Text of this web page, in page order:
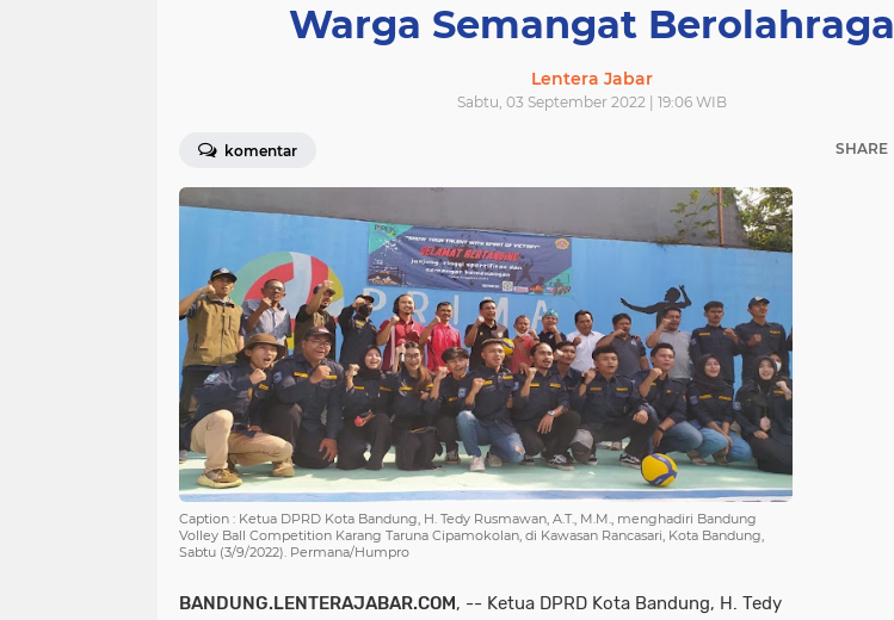
Warga Semangat Berolahraga
Lentera Jabar
Sabtu, 03 September 2022 | 19:06 WIB
komentar SHARE
Caption : Ketua DPRD Kota Bandung, H. Tedy Rusmawan, A.T., M.M., menghadiri Bandung
Volley Ball Competition Karang Taruna Cipamokolan, di Kawasan Rancasari, Kota Bandung,
Sabtu (3/9/2022). Permana/Humpro
BANDUNG.LENTERAJABAR.COM, -- Ketua DPRD Kota Bandung, H. Tedy